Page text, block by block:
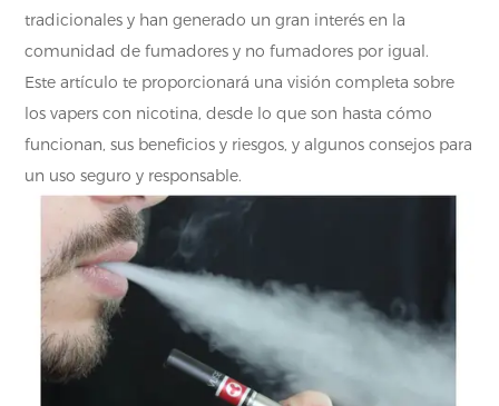
tradicionales y han generado un gran interés en la
comunidad de fumadores y no fumadores por igual.
Este artículo te proporcionará una visión completa sobre
los vapers con nicotina, desde lo que son hasta cómo
funcionan, sus beneficios y riesgos, y algunos consejos para
un uso seguro y responsable.